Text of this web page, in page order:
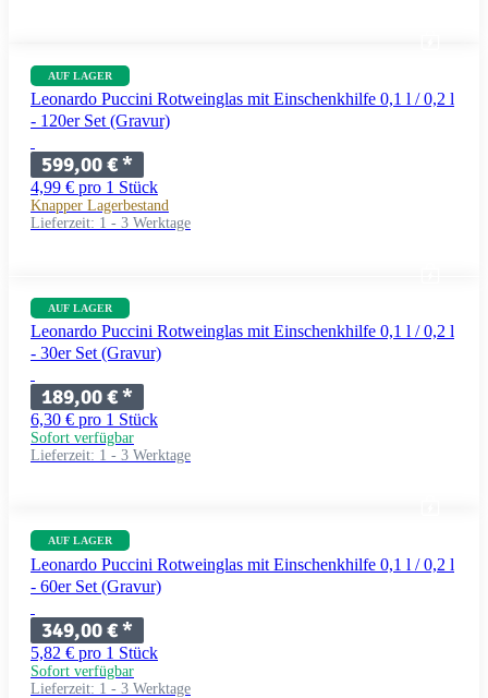
AUF LAGER
Leonardo Puccini Rotweinglas mit Einschenkhilfe 0,1 l / 0,2 l
- 120er Set (Gravur)
599,00 €*
4,99 € pro 1 Stück
Knapper Lagerbestand
Lieferzeit: 1 - 3 Werktage
AUF LAGER
Leonardo Puccini Rotweinglas mit Einschenkhilfe 0,1 l / 0,2 l
- 30er Set (Gravur)
189,00 €*
6,30 € pro 1 Stück
Sofort verfügbar
Lieferzeit: 1 - 3 Werktage
AUF LAGER
Leonardo Puccini Rotweinglas mit Einschenkhilfe 0,1 l / 0,2 l
- 60er Set (Gravur)
349,00 €*
5,82 € pro 1 Stück
Sofort verfügbar
Lieferzeit: 1 - 3 Werktage